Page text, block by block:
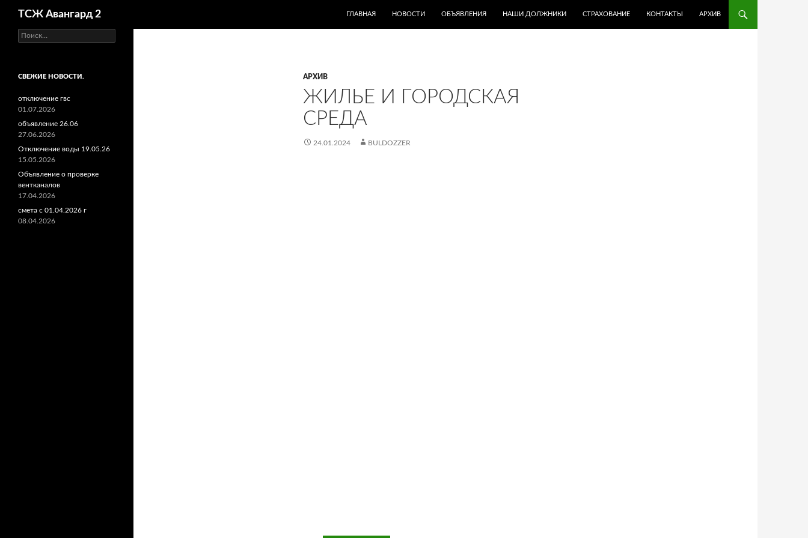
ТСЖ Авангард 2
ГЛАВНАЯ
НОВОСТИ ОБЪЯВЛЕНИЯ НАШИ ДОЛЖНИКИ СТРАХОВАНИЕ КОНТАКТЫ АРХИВ
АРХИВ
ЖИЛЬЕ И ГОРОДСКАЯ
СРЕДА
24.01.2024 BULDOZZER
Найти:
СВЕЖИЕ НОВОСТИ.
отключение гвс
01.07.2026
объявление 26.06
27.06.2026
Отключение воды 19.05.26
15.05.2026
Объявление о проверке
вентканалов
17.04.2026
смета с 01.04.2026 г
08.04.2026